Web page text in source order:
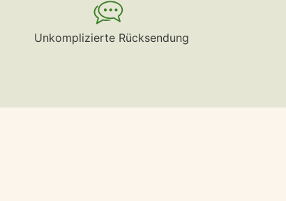
Unkomplizierte Rücksendung